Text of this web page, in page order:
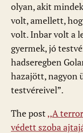
olyan, akit
volt, amellett,
volt. Inbar volt a
gyermek, jó
hadseregben
hazajött, nagyon
testvéreivel”.
The post ,,A
védett szoba